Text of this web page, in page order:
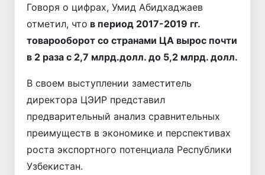
Говоря о цифрах, Умид Абидхаджаев
отметил, что в период 2017-2019 гг.
товарооборот со странами ЦА вырос почти
в 2 раза с 2,7 млрд.долл. до 5,2 млрд. долл.
В своем выступлении заместитель
директора ЦЭИР представил
предварительный анализ сравнительных
преимуществ в экономике и перспективах
роста экспортного потенциала Республики
Узбекистан.